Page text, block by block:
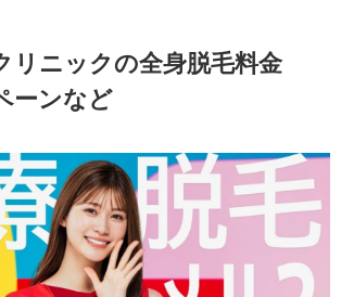
リニックの全身脱毛料金
ーンなど